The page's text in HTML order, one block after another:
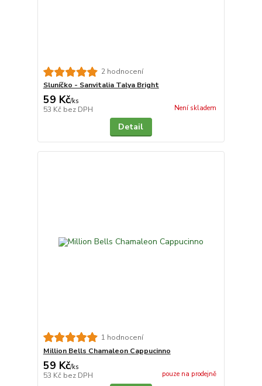
2 hodnocení
Sluníčko - Sanvitalia Talya Bright
59 Kč/ks
53 Kč bez DPH Není skladem
Detail
1 hodnocení
Million Bells Chamaleon Cappucinno
59 Kč/ks
53 Kč bez DPH pouze na prodejně